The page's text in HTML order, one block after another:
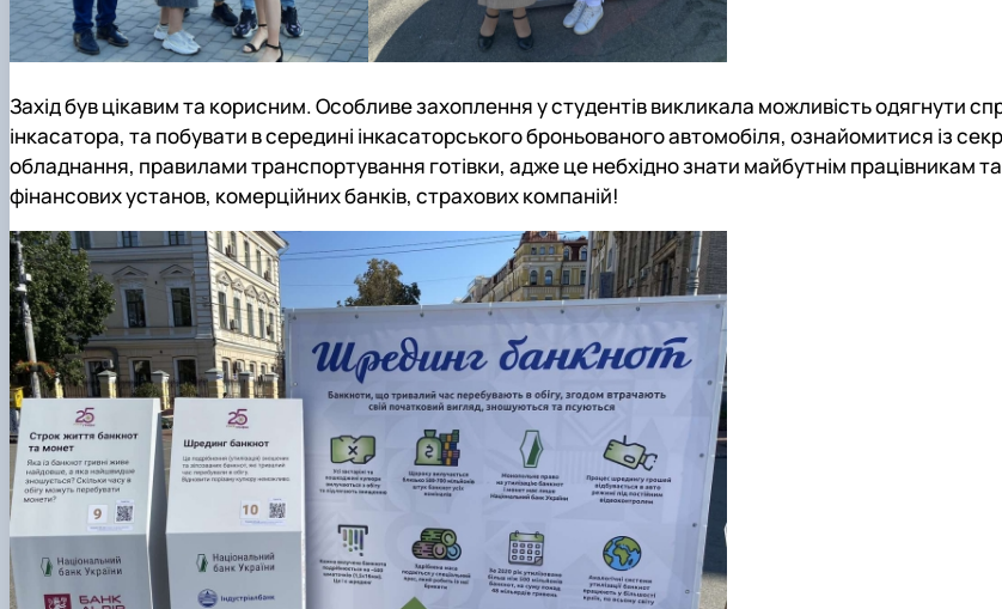
Захід був цікавим та корисним. Особливе захоплення у студентів викликала можливість одягнути
інкасатора, та побувати в середині інкасаторського броньованого автомобіля, ознайомитися із
обладнання, правилами транспортування готівки, адже це небхідно знати майбутнім працівникам
фінансових установ, комерційних банків, страхових компаній!